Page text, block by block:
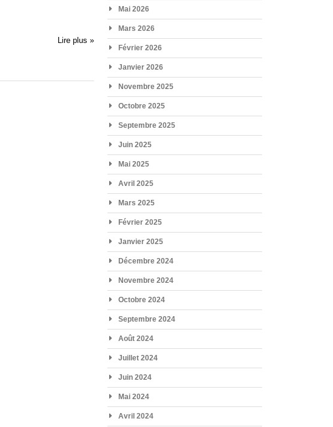
Lire plus »
Mai 2026
Mars 2026
Février 2026
Janvier 2026
Novembre 2025
Octobre 2025
Septembre 2025
Juin 2025
Mai 2025
Avril 2025
Mars 2025
Février 2025
Janvier 2025
Décembre 2024
Novembre 2024
Octobre 2024
Septembre 2024
Août 2024
Juillet 2024
Juin 2024
Mai 2024
Avril 2024